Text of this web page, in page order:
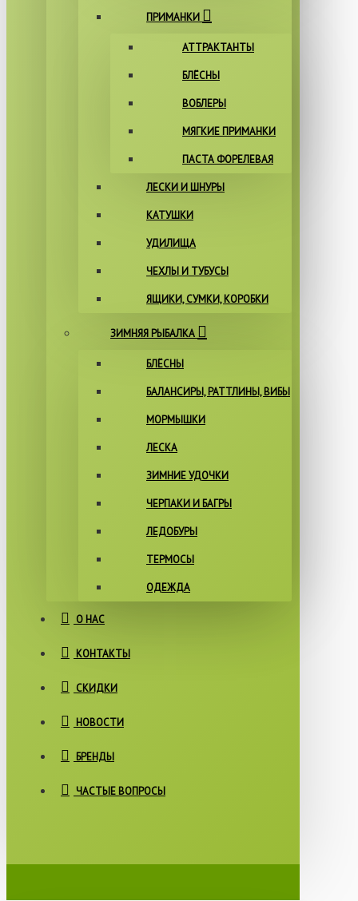
ПРИМАНКИ
АТТРАКТАНТЫ
БЛЁСНЫ
ВОБЛЕРЫ
МЯГКИЕ ПРИМАНКИ
ПАСТА ФОРЕЛЕВАЯ
ЛЕСКИ И ШНУРЫ
КАТУШКИ
УДИЛИЩА
ЧЕХЛЫ И ТУБУСЫ
ЯЩИКИ, СУМКИ, КОРОБКИ
ЗИМНЯЯ РЫБАЛКА
БЛЁСНЫ
БАЛАНСИРЫ, РАТТЛИНЫ, ВИБЫ
МОРМЫШКИ
ЛЕСКА
ЗИМНИЕ УДОЧКИ
ЧЕРПАКИ И БАГРЫ
ЛЕДОБУРЫ
ТЕРМОСЫ
ОДЕЖДА
О НАС
КОНТАКТЫ
СКИДКИ
НОВОСТИ
БРЕНДЫ
ЧАСТЫЕ ВОПРОСЫ